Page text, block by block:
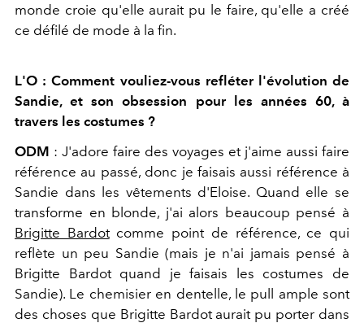
monde croie qu'elle aurait pu le faire, qu'elle a créé
ce défilé de mode à la fin.
L'O : Comment vouliez-vous refléter l'évolution de
Sandie, et son obsession pour les années 60, à
travers les costumes ?
ODM : J'adore faire des voyages et j'aime aussi faire
référence au passé, donc je faisais aussi référence à
Sandie dans les vêtements d'Eloise. Quand elle se
transforme en blonde, j'ai alors beaucoup pensé à
Brigitte Bardotcomme point de référence, ce qui
reflète un peu Sandie (mais je n'ai jamais pensé à
Brigitte Bardot quand je faisais les costumes de
Sandie). Le chemisier en dentelle, le pull ample sont
des choses que Brigitte Bardot aurait pu porter dans